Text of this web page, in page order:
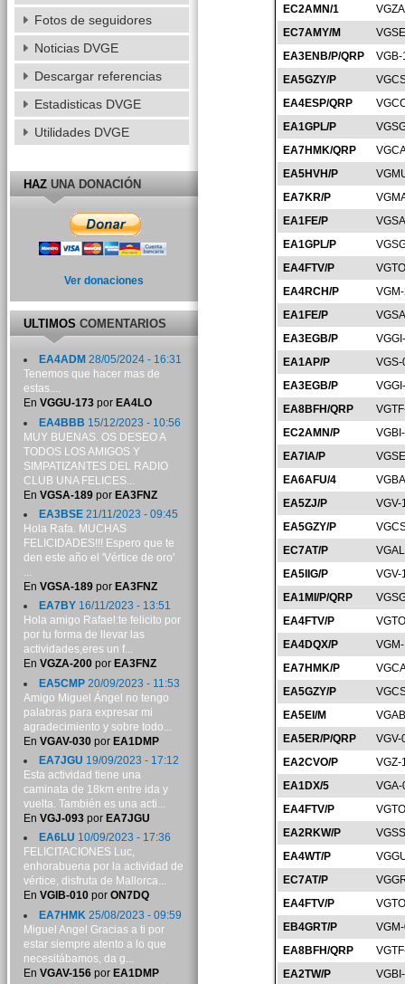
EC2AMN/1
EC7AMY/M
EA3ENB/P/QRP
EA5GZY/P
EA4ESP/QRP
EA1GPL/P
EA7HMK/QRP
EA5HVH/P
EA7KR/P
EA1FE/P
EA1GPL/P
EA4FTV/P
EA4RCH/P
EA1FE/P
EA3EGB/P
EA1AP/P
EA3EGB/P
EA8BFH/QRP
EC2AMN/P
EA7IA/P
EA6AFU/4
EA5ZJ/P
VGV-
EA5GZY/P
EC7AT/P
EA5IIG/P
VGV-
EA1MI/P/QRP
EA4FTV/P
EA4DQX/P
EA7HMK/P
EA5GZY/P
EA5EI/M
EA5ER/P/QRP
VGV-
EA2CVO/P
VGZ-
EA1DX/5
EA4FTV/P
EA2RKW/P
EA4WT/P
EC7AT/P
EA4FTV/P
EB4GRT/P
EA8BFH/QRP
EA2TW/P
Fotos de seguidores
Noticias DVGE
Descargar referencias
Estadisticas DVGE
Utilidades DVGE
HAZUNA DONACIÓN
Ver donaciones
ULTIMOSCOMENTARIOS
EA4ADM 28/05/2024 - 16:31
Tenemos que hacer mas de
estas....
En VGGU-173por EA4LO
EA4BBB 15/12/2023 - 10:56
MUY BUENAS. OS DESEO A
TODOS LOS AMIGOS Y
SIMPATIZANTES DEL RADIO
CLUB UNA FELICES...
En VGSA-189por EA3FNZ
EA3BSE21/11/2023 - 09:45
Hola Rafa. MUCHAS
FELICIDADES!!! Espero que te
den este año el 'Vértice de oro'
...
En VGSA-189por EA3FNZ
EA7BY16/11/2023 - 13:51
Hola amigo Rafael:te felicito por
por tu forma de llevar las
actividades,eres un f...
En VGZA-200por EA3FNZ
EA5CMP20/09/2023 - 11:53
Amigo Miguel Ángel no tengo
palabras para expresar mi
agradecimiento y sobre todo...
En VGAV-030por EA1DMP
EA7JGU 19/09/2023 - 17:12
Esta actividad tiene una
caminata de 18km entre ida y
vuelta. También es una acti...
En VGJ-093por EA7JGU
EA6LU 10/09/2023 - 17:36
FELICITACIONES Luc,
enhorabuena por la actividad de
vértice, disfruta de Mallorca...
En VGIB-010por ON7DQ
EA7HMK 25/08/2023 - 09:59
Miguel Angel Gracias a ti por
estar siempre atento a lo que
necesitábamos, da g...
En VGAV-156por EA1DMP